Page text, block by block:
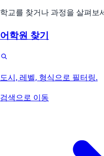
학교를 찾거나 과정을 살펴보
어학원 찾기
도시, 레벨, 형식으로 필터링.
검색으로 이동